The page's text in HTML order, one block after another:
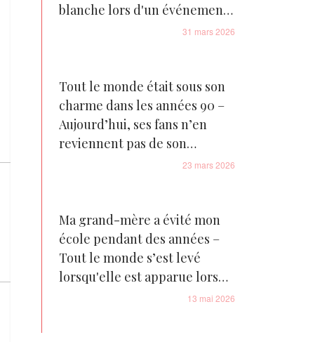
blanche lors d'un événement
« Tom Ford » en Chine –31 mars 2026
Tout le monde était sous son
charme dans les années 90 –
Aujourd’hui, ses fans n’en
reviennent pas de son
changement physique23 mars 2026
Ma grand-mère a évité mon
école pendant des années –
Tout le monde s’est levé
lorsqu'elle est apparue lors
de ma remise de diplôme13 mai 2026